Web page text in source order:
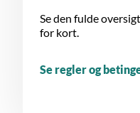
Se den fulde
for kort.
Se regler og